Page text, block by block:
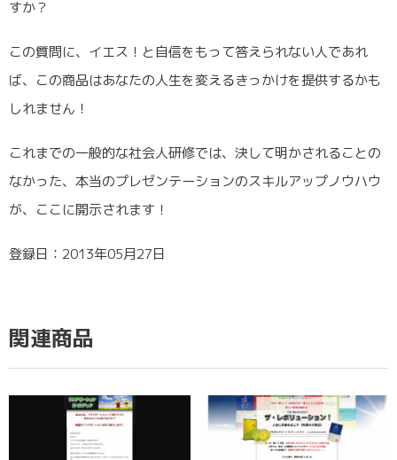
すか？
この質問に、イエス！と自信をもって答えられない人であれ
ば、この商品はあなたの人生を変えるきっかけを提供するかも
しれません！
これまでの一般的な社会人研修では、決して明かされることの
なかった、本当のプレゼンテーションのスキルアップノウハウ
が、ここに開示されます！
登録日：2013年05月27日
関連商品